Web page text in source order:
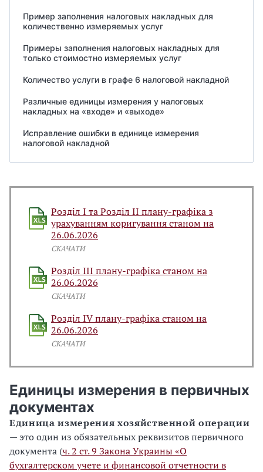
Пример заполнения налоговых накладных для
количественно измеряемых услуг
Примеры заполнения налоговых накладных для
только стоимостно измеряемых услуг
Количество услуги в графе 6 налоговой накладной
Различные единицы измерения у налоговых
накладных на «входе» и «выходе»
Исправление ошибки в единице измерения
налоговой накладной
Розділ І та Розділ ІІ плану-графіка з
урахуванням коригування станом на
26.06.2026
СКАЧАТИ
Розділ ІІІ плану-графіка станом на
26.06.2026
СКАЧАТИ
Розділ IV плану-графіка станом на
26.06.2026
СКАЧАТИ
Единицы измерения в первичных
документах
Единица измерения хозяйственной операции
— это один из обязательных реквизитов первичного
документа (ч. 2 ст. 9 Закона Украины «О
бухгалтерском учете и финансовой отчетности в